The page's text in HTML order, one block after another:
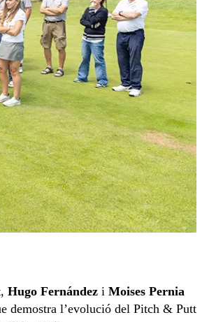
, Hugo Fernández i Moises Pernia
demostra l’evolució del Pitch & Putt